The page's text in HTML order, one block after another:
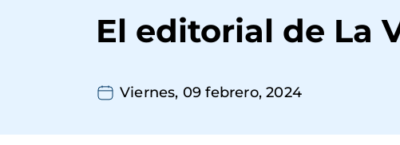
navegación
El editorial de La
Viernes, 09 febrero, 2024